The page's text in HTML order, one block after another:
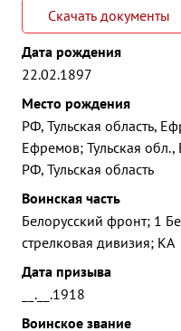
Скачать документы
Дата рождения
22.02.1897
Место рождения
РФ, Тульская область,
Ефремов; Тульская
РФ, Тульская область
Воинская часть
Белорусский фронт; 1
стрелковая дивизия; КА
Дата призыва
__.__.1918
Воинское звание